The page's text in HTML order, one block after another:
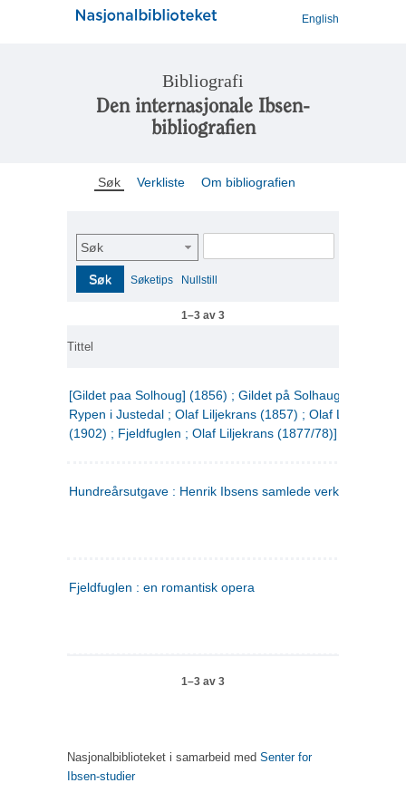
English
Bibliografi
Den internasjonale Ibsen-
bibliografien
Søk Verkliste Om bibliografien
Søk
Søk Søketips Nullstill
1–3 av 3
Tittel
[Gildet paa Solhoug] (1856) ; Gildet på Solhaug (1883) ;
Rypen i Justedal ; Olaf Liljekrans (1857) ; Olaf Liljekrans
(1902) ; Fjeldfuglen ; Olaf Liljekrans (1877/78)]
Hundreårsutgave : Henrik Ibsens samlede verker. 3
Fjeldfuglen : en romantisk opera
1–3 av 3
Nasjonalbiblioteket i samarbeid med Senter for
Ibsen-studier